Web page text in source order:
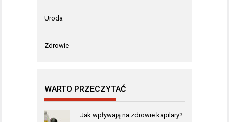
Uroda
Zdrowie
WARTO PRZECZYTAĆ
Jak wpływają na zdrowie kapilary?